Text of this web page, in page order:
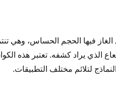
فيها الحجم الحساس، وهي
الذي يراد كشفه. تعتبر هذه
لتلائم مختلف التطبيقات.